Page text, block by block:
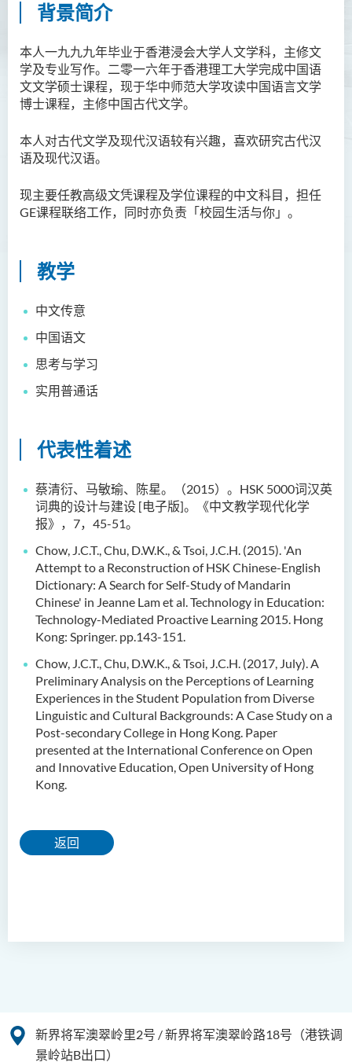
背景简介
本人一九九九年毕业于香港浸会大学人文学科，主修文
学及专业写作。二零一六年于香港理工大学完成中国语
文文学硕士课程，现于华中师范大学攻读中国语言文学
博士课程，主修中国古代文学。
本人对古代文学及现代汉语较有兴趣，喜欢研究古代汉
语及现代汉语。
现主要任教高级文凭课程及学位课程的中文科目，担任
GE课程联络工作，同时亦负责「校园生活与你」。
教学
中文传意
中国语文
思考与学习
实用普通话
代表性着述
蔡清衍、马敏瑜、陈星。（2015）。HSK 5000词汉英
词典的设计与建设 [电子版]。《中文教学现代化学
报》，7，45-51。
Chow, J.C.T., Chu, D.W.K., & Tsoi, J.C.H. (2015). 'An
Attempt to a Reconstruction of HSK Chinese-English
Dictionary: A Search for Self-Study of Mandarin
Chinese' in Jeanne Lam et al. Technology in Education:
Technology-Mediated Proactive Learning 2015. Hong
Kong: Springer. pp.143-151.
Chow, J.C.T., Chu, D.W.K., & Tsoi, J.C.H. (2017, July). A
Preliminary Analysis on the Perceptions of Learning
Experiences in the Student Population from Diverse
Linguistic and Cultural Backgrounds: A Case Study on a
Post-secondary College in Hong Kong. Paper
presented at the International Conference on Open
and Innovative Education, Open University of Hong
Kong.
返回
官福然先生
蔡清衍先生
郭俊祺先生
袁展聪博士
刘学言先生
詹嘉文博士
陈晓婷博士
廖颖贤博士
Mr James Speirs
行政及研究人员
校外顾问团及校外考试委员
学生活动
人文及语言学院通讯
圣方济各人文科技奖 2025
2023
新界将军澳翠岭里2号 / 新界将军澳翠岭路18号（港铁调
景岭站B出口）